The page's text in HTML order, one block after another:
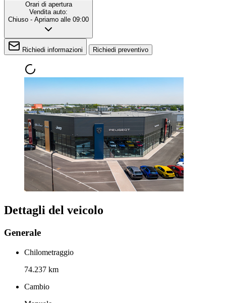
Orari di apertura
Vendita auto:
Chiuso - Apriamo alle 09:00
Richiedi informazioni Richiedi preventivo
Dettagli del veicolo
Generale
Chilometraggio
74.237 km
Cambio